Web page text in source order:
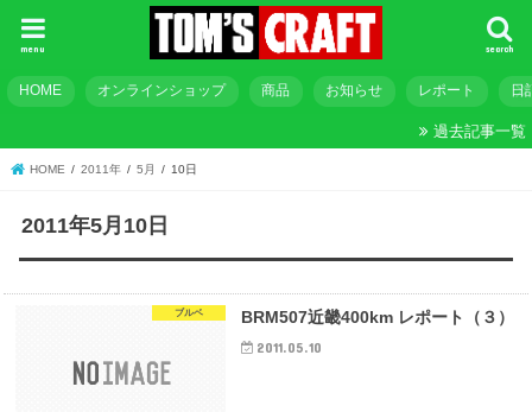
search
menu
HOME オンラインショップ 商品 お知らせ レポート 日
過去記事一覧
HOME 2011年 5月 10日
2011年5月10日
ブルベ BRM507近畿400km レポート（３）
2011.05.10